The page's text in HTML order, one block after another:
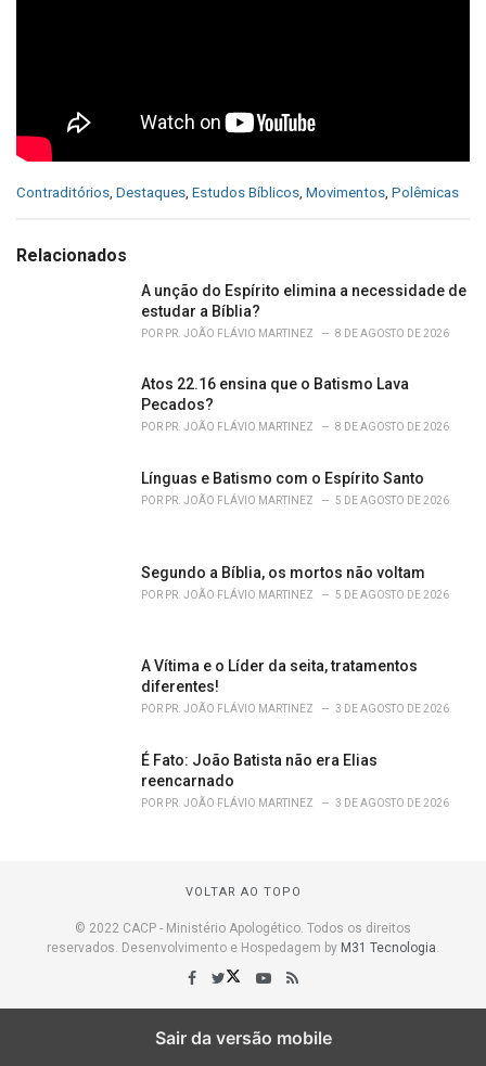
C
e
Contraditórios, Destaques, Estudos Bíblicos, Movimentos, Polêmicas
Relacionados
A unção do Espírito elimina a necessidade de
estudar a Bíblia?
POR PR. JOÃO FLÁVIO MARTINEZ 8 DE AGOSTO DE 2026
Atos 22.16 ensina que o Batismo Lava
Pecados?
POR PR. JOÃO FLÁVIO MARTINEZ 8 DE AGOSTO DE 2026
Línguas e Batismo com o Espírito Santo
POR PR. JOÃO FLÁVIO MARTINEZ 5 DE AGOSTO DE 2026
Segundo a Bíblia, os mortos não voltam
POR PR. JOÃO FLÁVIO MARTINEZ 5 DE AGOSTO DE 2026
A Vítima e o Líder da seita, tratamentos
diferentes!
POR PR. JOÃO FLÁVIO MARTINEZ 3 DE AGOSTO DE 2026
É Fato: João Batista não era Elias
reencarnado
POR PR. JOÃO FLÁVIO MARTINEZ 3 DE AGOSTO DE 2026
VOLTAR AO TOPO
© 2022 CACP - Ministério Apologético. Todos os direitos
reservados. Desenvolvimento e Hospedagem by M31 Tecnologia
Sair da versão mobile